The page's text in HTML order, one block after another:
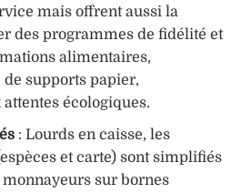
mais offrent aussi la
des programmes de fidélité et
alimentaires,
supports papier,
écologiques.
: Lourds en caisse, les
et carte) sont simplifiés
sur bornes